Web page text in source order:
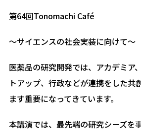
第64回Tonomachi Café
～サイエンスの社会実装に向けて～
医薬品の研究開発では、アカデミア
トアップ、行政などが連携をした共
ます重要になってきています。
本講演では、最先端の研究シーズを